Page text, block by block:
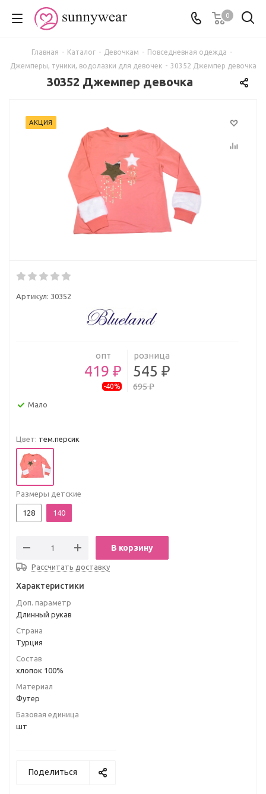
0
Главная - Каталог - Девочкам - Повседневная одежда -
Джемперы, туники, водолазки для девочек - 30352 Джемпер девочка
30352 Джемпер девочка
АКЦИЯ
Артикул: 30352
опт
419 ₽
-40%
розница
545 ₽
695 ₽
Мало
Цвет: тем.персик
Размеры детские
128 140
В корзину
Рассчитать доставку
Характеристики
Доп. параметр
Длинный рукав
Страна
Турция
Состав
хлопок 100%
Материал
Футер
Базовая единица
шт
Поделиться